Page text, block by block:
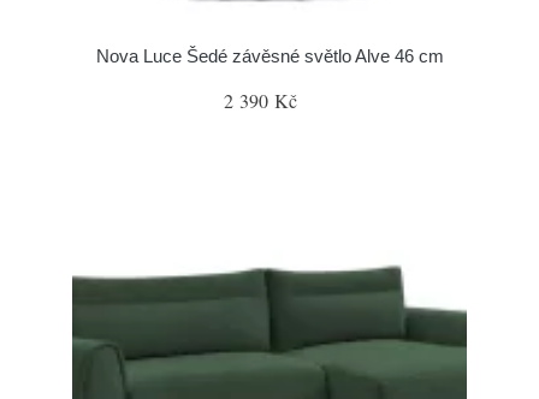
Nova Luce Šedé závěsné světlo Alve 46 cm
2 390 Kč